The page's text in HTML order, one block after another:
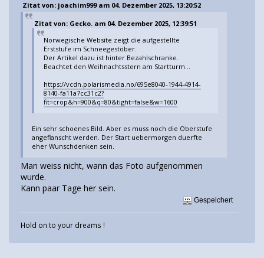
Zitat von: joachim999 am 04. Dezember 2025, 13:20:52
Zitat von: Gecko. am 04. Dezember 2025, 12:39:51
Norwegische Website zeigt die aufgestellte
Erststufe im Schneegestöber.
Der Artikel dazu ist hinter Bezahlschranke.
Beachtet den Weihnachtsstern am Startturm...
https://vcdn.polarismedia.no/695e8040-1944-4914-
8140-fa11a7cc31c2?
fit=crop&h=900&q=80&tight=false&w=1600
Ein sehr schoenes Bild. Aber es muss noch die Oberstufe
angeflanscht werden. Der Start uebermorgen duerfte
eher Wunschdenken sein.
Man weiss nicht, wann das Foto aufgenommen
wurde.
Kann paar Tage her sein.
Gespeichert
Hold on to your dreams !